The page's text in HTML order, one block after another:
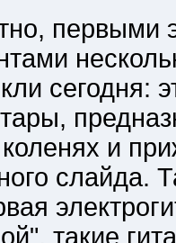
первыми
сегодня:
коленях и
слайда.
такие